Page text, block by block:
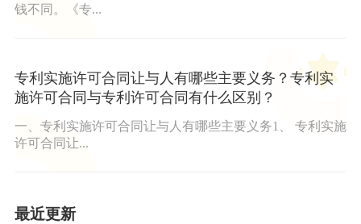
钱不同。《专...
专利实施许可合同让与人有哪些主要义务？专利实
施许可合同与专利许可合同有什么区别？
一、专利实施许可合同让与人有哪些主要义务1、 专利实施
许可合同让...
最近更新